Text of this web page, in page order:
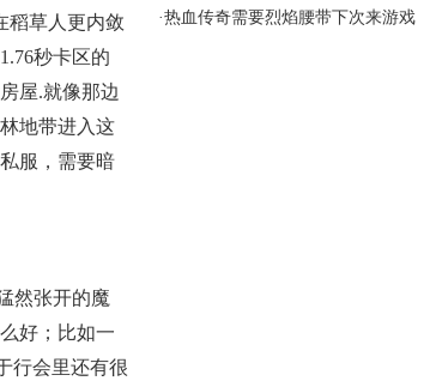
稻草人更内敛
秒卡区的
屋.就像那边
地带进入这
服，需要暗
然张开的魔
好；比如一
行会里还有很
·热血传奇需要烈焰腰带下次来游戏